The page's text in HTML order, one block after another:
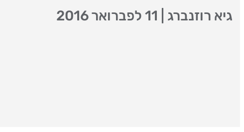
גיא רוזנברג